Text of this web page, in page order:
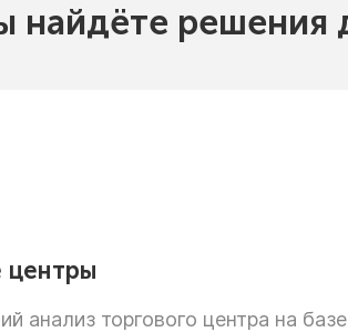
найдёте решения
центры
анализ торгового центра на базе